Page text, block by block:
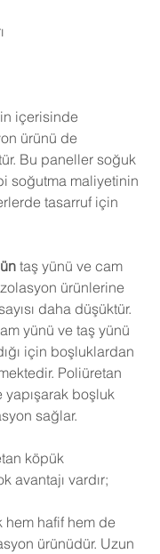
içerisinde
ürünü de
Bu paneller soğuk
soğutma maliyetinin
tasarruf için
taş yünü ve cam
ürünlerine
daha düşüktür.
yünü ve taş yünü
için boşluklardan
Poliüretan
boşluk
sağlar.
köpük
avantajı vardır;
hem hafif hem de
ürünüdür. Uzun